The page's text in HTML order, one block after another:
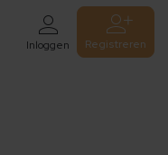
Inloggen Registreren